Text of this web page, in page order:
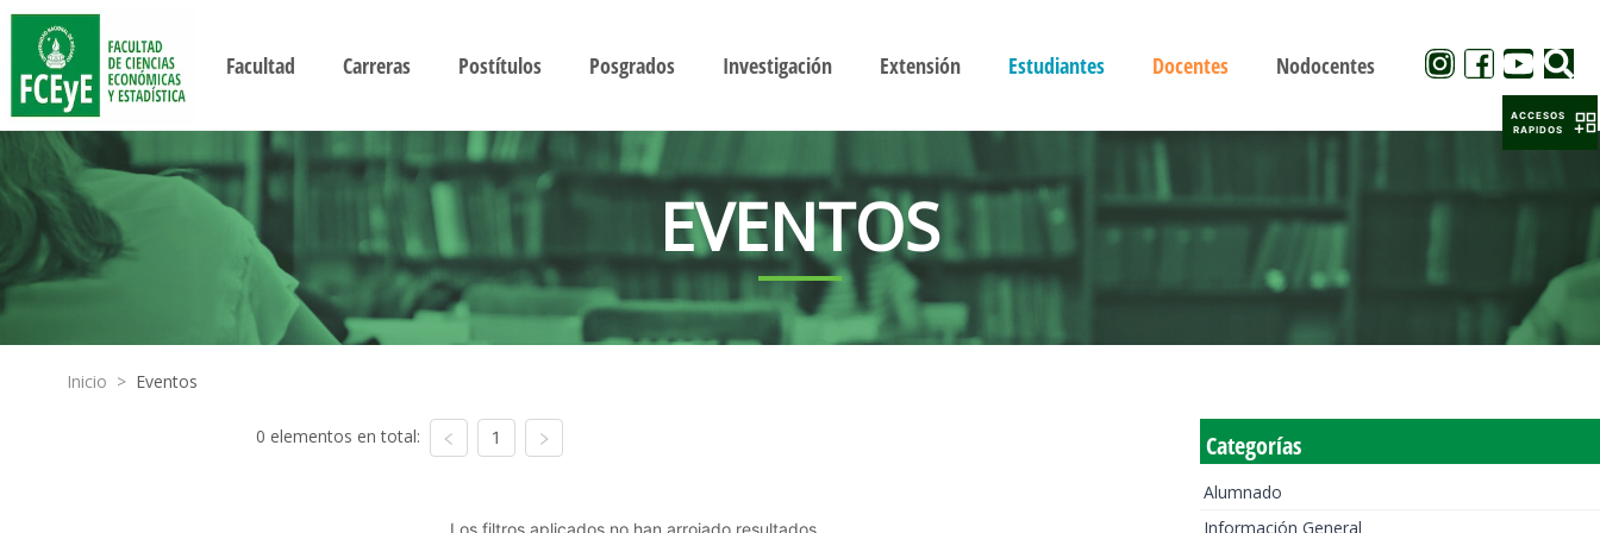
Facultad Carreras Postítulos Posgrados Investigación Extensión Estudiantes Docentes Nodocentes
EVENTOS
Inicio > Eventos
0 elementos en total: 1
Los filtros aplicados no han arrojado resultados
Categorías
Alumnado
Información General
ACCESOS
RAPIDOS